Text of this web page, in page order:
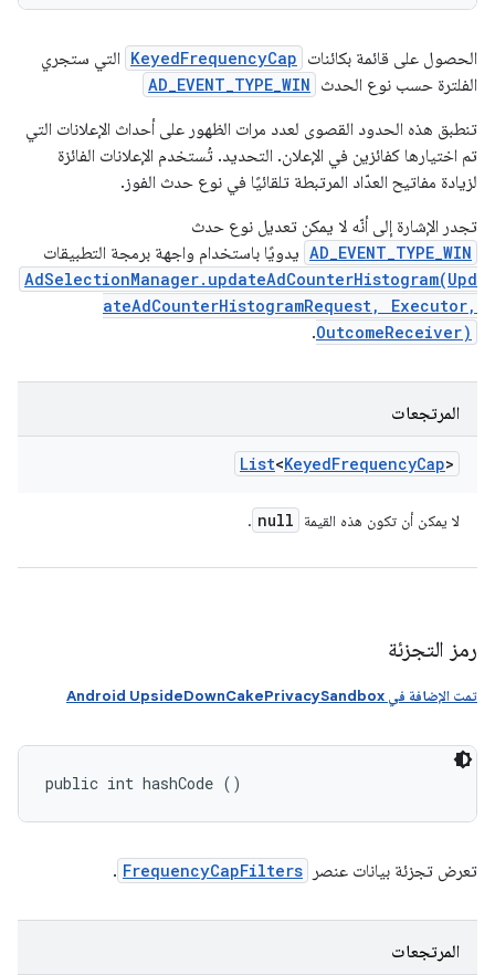
الحصول على قائمة بكائنات KeyedFrequencyCap التي ستجري
الفلترة حسب نوع الحدث AD_EVENT_TYPE_WIN
تنطبق هذه الحدود القصوى لعدد مرات الظهور على أحداث الإعلانات التي
تم اختيارها كفائزين في الإعلان. التحديد. تُستخدم الإعلانات الفائزة
لزيادة مفاتيح العدّاد المرتبطة تلقائيًا في نوع حدث الفوز.
تجدر الإشارة إلى أنّه لا يمكن تعديل نوع حدث
AD_EVENT_TYPE_WIN يدويًا باستخدام واجهة برمجة التطبيقات
AdSelectionManager.updateAdCounterHistogram(Upd
ateAdCounterHistogramRequest, Executor,
OutcomeReceiver)
.
المرتجعات
List<KeyedFrequencyCap>
لا يمكن أن تكون هذه القيمة null
.
رمز التجزئة
تمت الإضافة في Android UpsideDownCakePrivacySandbox
public int hashCode ()
تعرض تجزئة بيانات عنصر FrequencyCapFilters
.
المرتجعات